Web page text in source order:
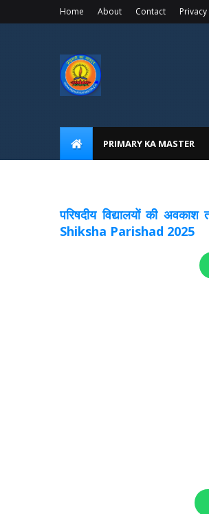
Home About Contact
PRIMARY KA MASTER
परिषदीय विद्यालयों की
Shiksha Parishad 2025